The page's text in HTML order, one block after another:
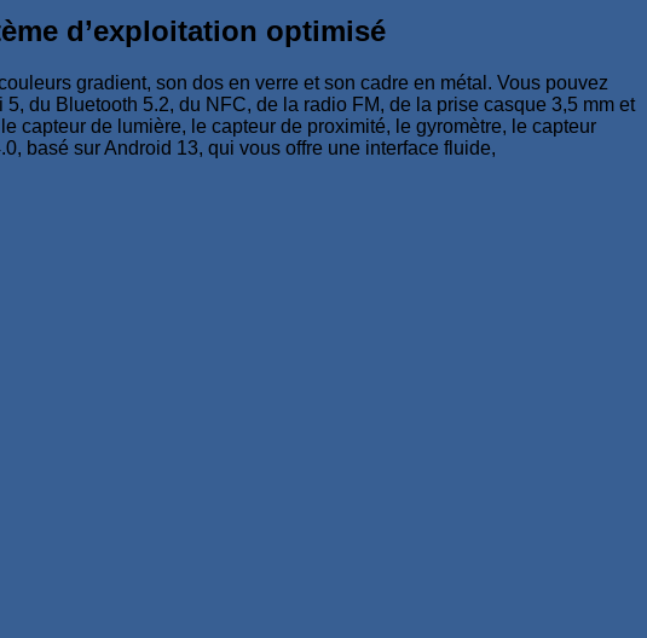
d’exploitation optimisé
gradient, son dos en verre et son cadre en métal. Vous pouvez
du Bluetooth 5.2, du NFC, de la radio FM, de la prise casque 3,5 mm et
capteur de lumière, le capteur de proximité, le gyromètre, le capteur
basé sur Android 13, qui vous offre une interface fluide,